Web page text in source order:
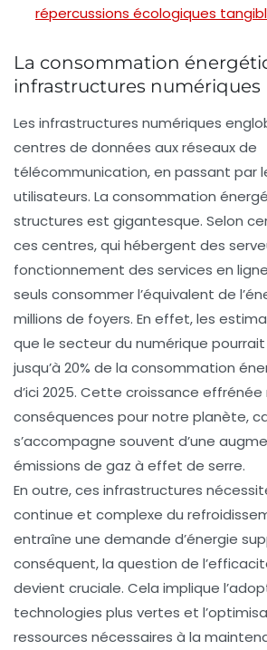
répercussions écologiques
La consommation
infrastructures numériques
Les infrastructures numériques
centres de données aux réseaux de
télécommunication, en passant par
utilisateurs. La consommation
structures est gigantesque. Selon
ces centres, qui hébergent des
fonctionnement des services en
seuls consommer l’équivalent de
millions de foyers. En effet, les
que le secteur du numérique
jusqu’à 20% de la consommation
d’ici 2025. Cette croissance effrénée
conséquences pour notre planète,
s’accompagne souvent d’une
émissions de gaz à effet de serre.
En outre, ces infrastructures
continue et complexe du
entraîne une demande d’énergie
conséquent, la question de
devient cruciale. Cela implique
technologies plus vertes et
ressources nécessaires à la